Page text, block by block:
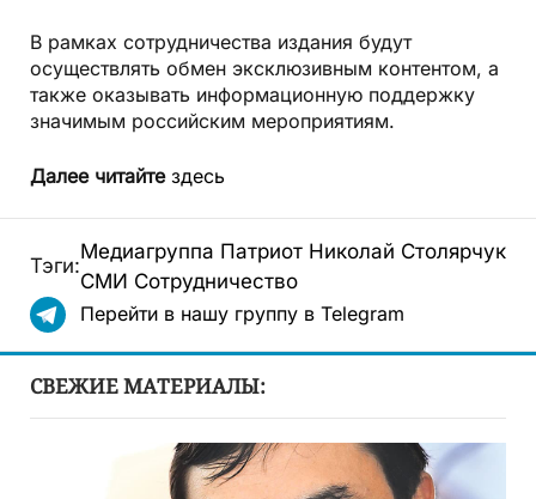
В рамках сотрудничества издания будут
осуществлять обмен эксклюзивным контентом, а
также оказывать информационную поддержку
значимым российским мероприятиям.
Далее читайте здесь
Тэги:
Медиагруппа Патриот Николай Столярчук
СМИ Сотрудничество
Перейти в нашу группу в Telegram
СВЕЖИЕ МАТЕРИАЛЫ: